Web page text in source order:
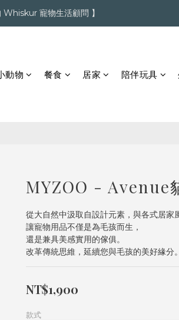
即享免運
寵物生活顧問 】
即享免運
動物 餐食 居家 陪伴玩具
MYZOO - Avenue
從大自然中汲取自設計元素，與各式居家
讓寵物用品不僅是為毛孩而生，
還是兼具美感實用的傢俱。
改革傳統思維，延續您與毛孩的美好緣分。
NT$1,900
款式